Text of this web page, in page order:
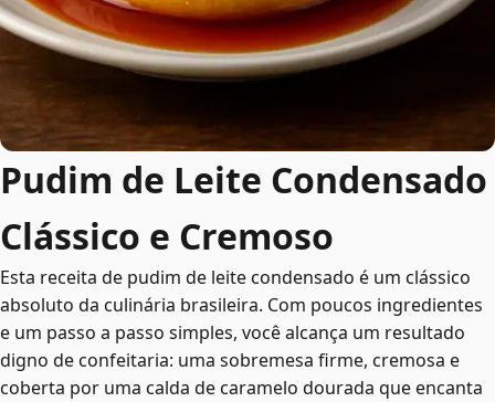
Pudim de Leite Condensado
Clássico e Cremoso
Esta receita de pudim de leite condensado é um clássico
absoluto da culinária brasileira. Com poucos ingredientes
e um passo a passo simples, você alcança um resultado
digno de confeitaria: uma sobremesa firme, cremosa e
coberta por uma calda de caramelo dourada que encanta